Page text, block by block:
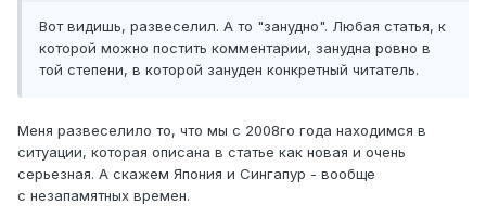
Вот видишь, развеселил. А то "занудно". Любая статья, к
которой можно постить комментарии, занудна ровно в
той степени, в которой зануден конкретный читатель.
Меня развеселило то, что мы с 2008го года находимся в
ситуации, которая описана в статье как новая и очень
серьезная. А скажем Япония и Сингапур - вообще
с незапамятных времен.